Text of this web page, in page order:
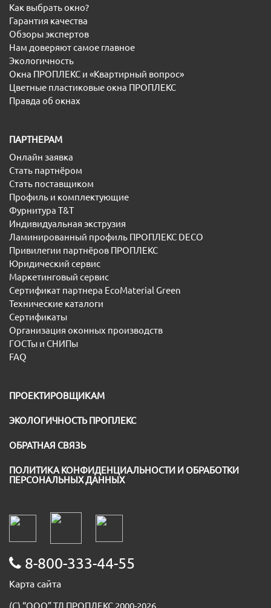
Как выбрать окно?
Гарантия качества
Обзоры экспертов
Нам доверяют самое главное
Экологичность
Окна ПРОПЛЕКС и «Квартирный вопрос»
Цветные пластиковые окна ПРОПЛЕКС
Правда об окнах
ПАРТНЕРАМ
Онлайн заявка
Стать партнёром
Стать поставщиком
Профиль и комплектующие
Фурнитура T&T
Индивидуальная экструзия
Ламинированный профиль ПРОПЛЕКС DECO
Привилегии партнёров ПРОПЛЕКС
Юридический сервис
Маркетинговый сервис
Сертификат партнера EcoMaterial Green
Технические каталоги
Сертификаты
Организация оконных производств
ГОСТы и СНИПы
FAQ
ПРОЕКТИРОВЩИКАМ
ЭКОЛОГИЧНОСТЬ ПРОПЛЕКС
ОБРАТНАЯ СВЯЗЬ
ПОЛИТИКА КОНФИДЕНЦИАЛЬНОСТИ И ОБРАБОТКИ
ПЕРСОНАЛЬНЫХ ДАННЫХ
8-800-333-44-55
Карта сайта
(С) “ООО” ТД ПРОПЛЕКС 2000-2026